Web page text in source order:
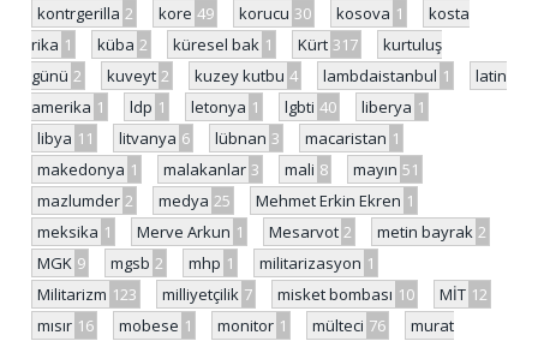
kontrgerilla 2 kore 49 korucu 30 kosova 1
kosta
rika 1 küba 2 küresel bak 1 Kürt 317
kurtuluş
günü 2 kuveyt 2 kuzey kutbu 4 lambdaistanbul 1
latin
amerika 1 ldp 1 letonya 1 lgbti 40 liberya 1
libya 11 litvanya 6 lübnan 3 macaristan 1
makedonya 1 malakanlar 3 mali 8 mayın 51
mazlumder 2 medya 25 Mehmet Erkin Ekren 1
meksika 1 Merve Arkun 1 Mesarvot 2 metin bayrak 2
MGK 9 mgsb 2 mhp 1 militarizasyon 1
Militarizm 123 milliyetçilik 7 misket bombası 10 MİT 12
mısır 16 mobese 1 monitor 1 mülteci 76
murat